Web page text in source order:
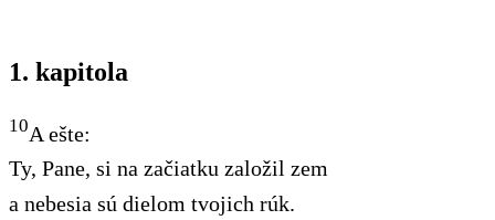
1. kapitola
10A ešte:
Ty, Pane, si na začiatku založil zem
a nebesia sú dielom tvojich rúk.